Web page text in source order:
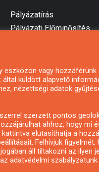
Pályázatírás
Pályázati Előminősítés
Mezőgazdasági
Pályázatírás
Pályázatírás civil
Pályázatfigyelés
Specifikus
vagy
küldött alapvető
nézettségi adatok
szerzett pontos
ahhoz, hogy mi
elutasíthatja a
Felhívjuk
áll tiltakozni az ilyen
adatvédelmi